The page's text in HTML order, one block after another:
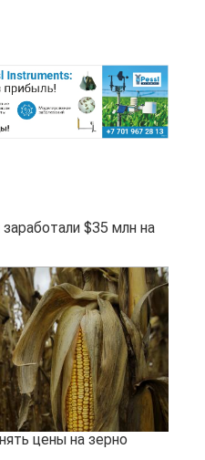
$35 млн на
цены на зерно